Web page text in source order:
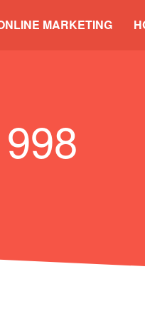
MARKETING